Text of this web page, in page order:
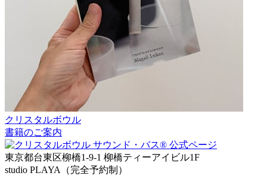
クリスタルボウル
書籍のご案内
東京都台東区柳橋1-9-1 柳橋ティーアイビル1F
studio PLAYA（完全予約制）